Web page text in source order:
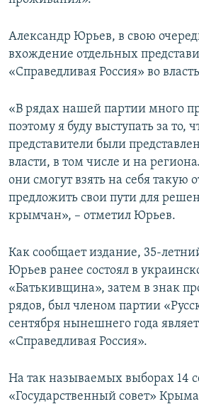
Александр Юрьев, в свою
вхождение отдельных
«Справедливая Россия» во
«В рядах нашей партии много
поэтому я буду выступать за то,
представители были
власти, в том числе и на
они смогут взять на себя такую
предложить свои пути для
крымчан», – отметил Юрьев.
Как сообщает издание, 35-
Юрьев ранее состоял в
«Батькивщина», затем в знак
рядов, был членом партии
сентября нынешнего года
«Справедливая Россия».
На так называемых выборах 14
«Государственный совет»